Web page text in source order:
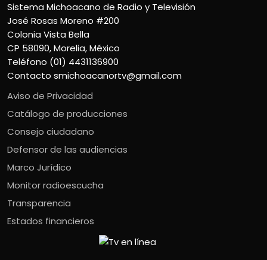
Sistema Michoacano de Radio y Televisión
José Rosas Moreno #200
Colonia Vista Bella
CP 58090, Morelia, México
Teléfono (01) 4431136900
Contacto smichoacanortv@gmail.com
Aviso de Privacidad
Catálogo de producciones
Consejo ciudadano
Defensor de las audiencias
Marco Jurídico
Monitor radioescucha
Transparencia
Estados financieros